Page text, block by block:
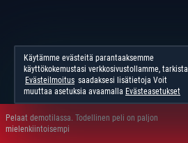
Pelaat demotilassa. Todellinen peli on paljon
mielenkiintoisempi
Käytämme evästeitä parantaaksemme
käyttökokemustasi verkkosivustollamme, tarkista
Evästeilmoitus saadaksesi lisätietoja Voit
muuttaa asetuksia avaamalla Evästeasetukset